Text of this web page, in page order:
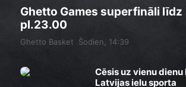
Ghetto Games superfināli līdz
pl.23.00
Ghetto Basket Šodien, 14:39
Cēsis uz vienu dienu
Latvijas ielu sporta